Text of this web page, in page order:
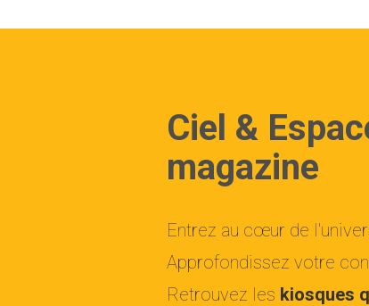
Ciel &
magazine
Entrez au cœur de
Approfondissez votre
Retrouvez les kiosques